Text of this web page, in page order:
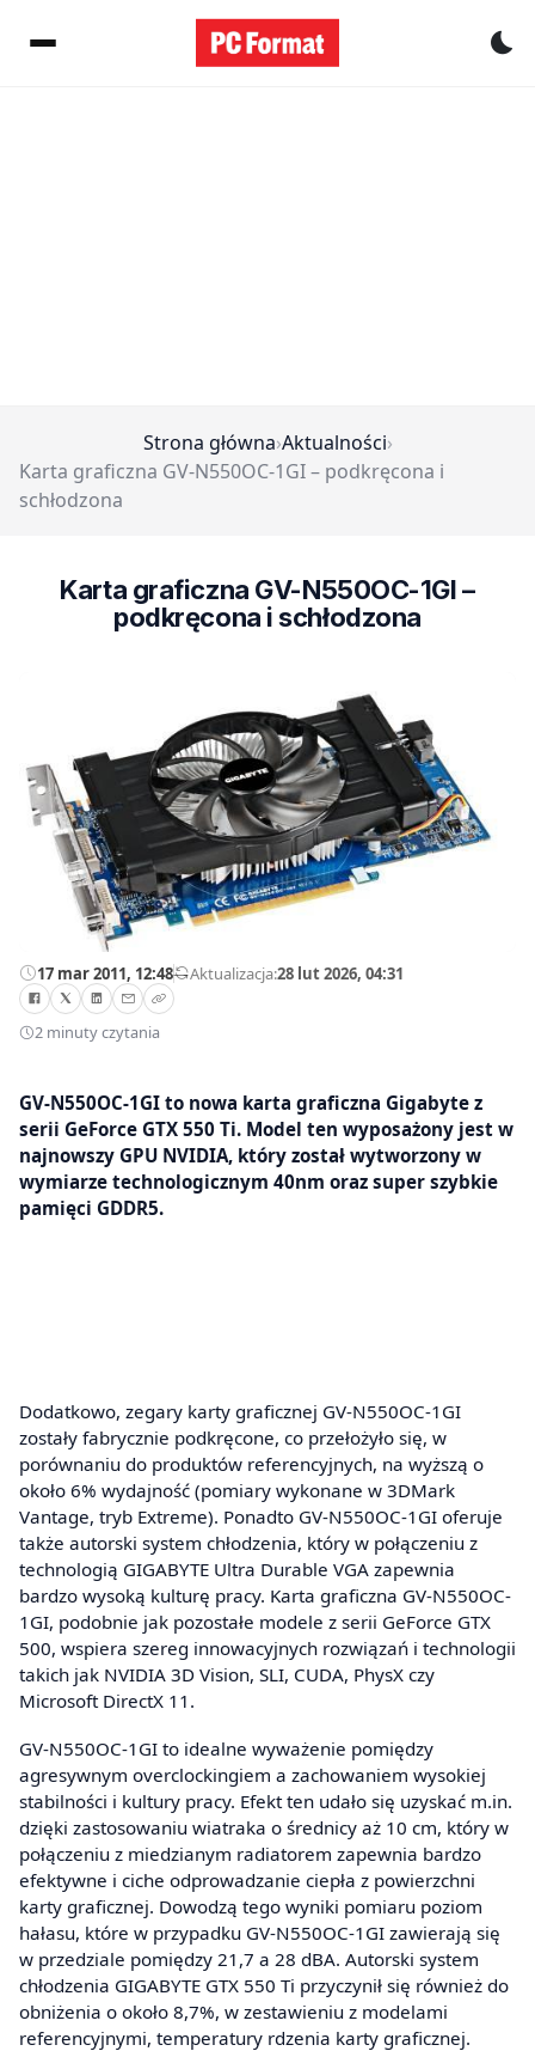
Strona główna›Aktualności›
Karta graficzna GV-N550OC-1GI – podkręcona i
schłodzona
Karta graficzna GV-N550OC-1GI –
podkręcona i schłodzona
17 mar 2011, 12:48—Aktualizacja:28 lut 2026, 04:31
2 minuty czytania
GV-N550OC-1GI to nowa karta graficzna Gigabyte z
serii GeForce GTX 550 Ti. Model ten wyposażony jest w
najnowszy GPU NVIDIA, który został wytworzony w
wymiarze technologicznym 40nm oraz super szybkie
pamięci GDDR5.
Dodatkowo, zegary karty graficznej GV-N550OC-1GI
zostały fabrycznie podkręcone, co przełożyło się, w
porównaniu do produktów referencyjnych, na wyższą o
około 6% wydajność (pomiary wykonane w 3DMark
Vantage, tryb Extreme). Ponadto GV-N550OC-1GI oferuje
także autorski system chłodzenia, który w połączeniu z
technologią GIGABYTE Ultra Durable VGA zapewnia
bardzo wysoką kulturę pracy. Karta graficzna GV-N550OC-
1GI, podobnie jak pozostałe modele z serii GeForce GTX
500, wspiera szereg innowacyjnych rozwiązań i technologii
takich jak NVIDIA 3D Vision, SLI, CUDA, PhysX czy
Microsoft DirectX 11.
GV-N550OC-1GI to idealne wyważenie pomiędzy
agresywnym overclockingiem a zachowaniem wysokiej
stabilności i kultury pracy. Efekt ten udało się uzyskać m.in.
dzięki zastosowaniu wiatraka o średnicy aż 10 cm, który w
połączeniu z miedzianym radiatorem zapewnia bardzo
efektywne i ciche odprowadzanie ciepła z powierzchni
karty graficznej. Dowodzą tego wyniki pomiaru poziom
hałasu, które w przypadku GV-N550OC-1GI zawierają się
w przedziale pomiędzy 21,7 a 28 dBA. Autorski system
chłodzenia GIGABYTE GTX 550 Ti przyczynił się również do
obniżenia o około 8,7%, w zestawieniu z modelami
referencyjnymi, temperatury rdzenia karty graficznej.